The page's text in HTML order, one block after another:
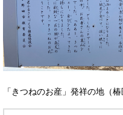
「きつねのお産」発祥の地（